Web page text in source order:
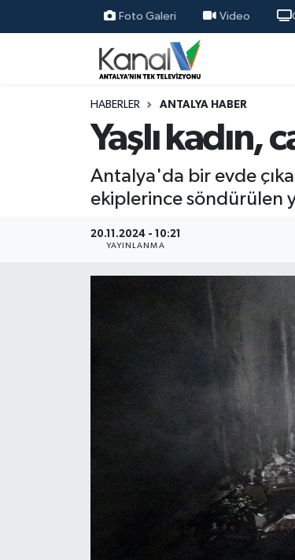
Foto Galeri Video
HABERLER ANTALYA HABER
Yaşlı kadın,
Antalya'da bir evde
ekiplerince söndürülen
20.11.2024 - 10:21
YAYINLANMA
Ana Haber
Antalya Haber
Nöbetçi Eczaneler
Hava Durumu
Trafik Durumu
Süper Lig Puan Durumu ve Fikstür